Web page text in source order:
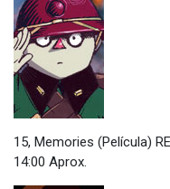
15, Memories (Película)
14:00 Aprox.